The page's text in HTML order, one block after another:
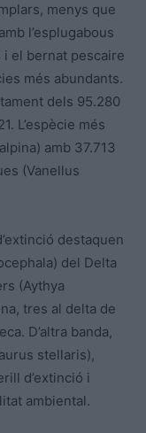
menys que
l’esplugabous
i el bernat pescaire
més abundants.
dels 95.280
L’espècie més
amb 37.713
(Vanellus
destaquen
del Delta
(Aythya
tres al delta de
D’altra banda,
stellaris),
d’extinció i
ambiental.